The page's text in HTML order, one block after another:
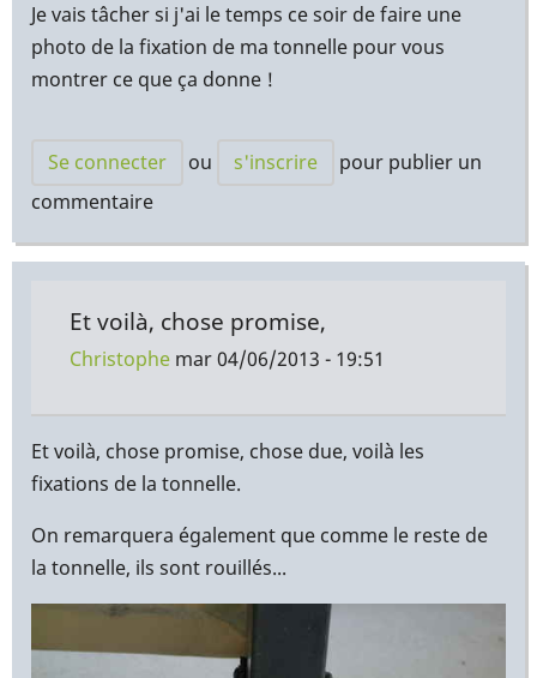
Je vais tâcher si j'ai le temps ce soir de faire une
photo de la fixation de ma tonnelle pour vous
montrer ce que ça donne !
Se connecter ou s'inscrire
pour publier un
commentaire
Et voilà, chose promise,
Christophe mar 04/06/2013 - 19:51
réponse
à
Yann,
par
Christophe
Et voilà, chose promise, chose due, voilà les
fixations de la tonnelle.
On remarquera également que comme le reste de
la tonnelle, ils sont rouillés...